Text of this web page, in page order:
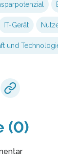
IT-Gerät
und
(0)